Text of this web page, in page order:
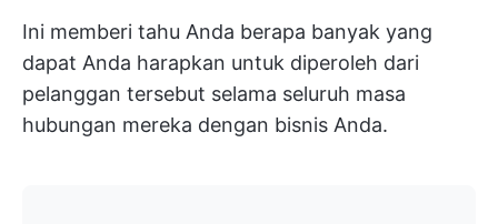
Ini memberi tahu Anda berapa banyak yang
dapat Anda harapkan untuk diperoleh dari
pelanggan tersebut selama seluruh masa
hubungan mereka dengan bisnis Anda.